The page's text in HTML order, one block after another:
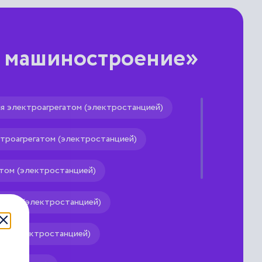
109 вт).
электроагрегатом (электростанцией)
(электростанцией)
(электростанцией)
(электростанцией)
(электростанцией)